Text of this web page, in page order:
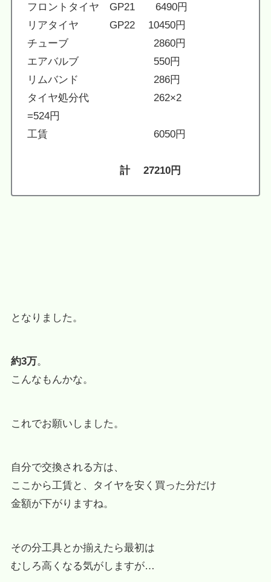
フロントタイヤ GP21 6490円
リアタイヤ GP22 10450円
チューブ 2860円
エアバルブ 550円
リムバンド 286円
タイヤ処分代 262×2
=524円
工賃 6050円
計 27210円
となりました。
約3万。
こんなもんかな。
これでお願いしました。
自分で交換される方は、
ここから工賃と、タイヤを安く買った分だけ
金額が下がりますね。
その分工具とか揃えたら最初は
むしろ高くなる気がしますが…